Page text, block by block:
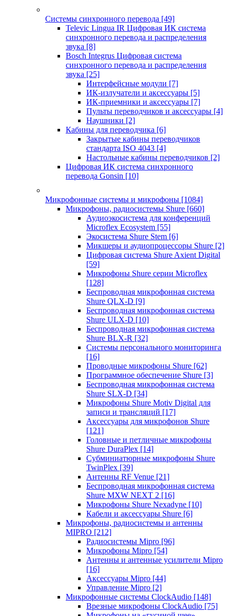
Системы синхронного перевода [49]
Televic Lingua IR Цифровая ИК система
синхронного перевода и распределения
звука [8]
Bosch Integrus Цифровая система
синхронного перевода и распределения
звука [25]
Интерфейсные модули [7]
ИК-излучатели и аксессуары [5]
ИК-приемники и аксессуары [7]
Пульты переводчиков и аксессуары [4]
Наушники [2]
Кабины для переводчика [6]
Закрытые кабины переводчиков
стандарта ISO 4043 [4]
Настольные кабины переводчиков [2]
Цифровая ИК система синхронного
перевода Gonsin [10]
Микрофонные системы и микрофоны [1084]
Микрофоны, радиосистемы Shure [660]
Аудиоэкосистема для конференций
Microflex Ecosystem [55]
Экосистема Shure Stem [6]
Микшеры и аудиопроцессоры Shure [2]
Цифровая система Shure Axient Digital
[59]
Микрофоны Shure серии Microflex
[128]
Беспроводная микрофонная система
Shure QLX-D [9]
Беспроводная микрофонная система
Shure ULX-D [10]
Беспроводная микрофонная система
Shure BLX-R [32]
Системы персонального мониторинга
[16]
Проводные микрофоны Shure [62]
Программное обеспечение Shure [3]
Беспроводная микрофонная система
Shure SLX-D [34]
Микрофоны Shure Motiv Digital для
записи и трансляций [17]
Аксессуары для микрофонов Shure
[121]
Головные и петличные микрофоны
Shure DuraPlex [14]
Субминиатюрные микрофоны Shure
TwinPlex [39]
Антенны RF Venue [21]
Беспроводная микрофонная система
Shure MXW NEXT 2 [16]
Микрофоны Shure Nexadyne [10]
Кабели и аксессуары Shure [6]
Микрофоны, радиосистемы и антенны
MIPRO [212]
Радиосистемы Mipro [96]
Микрофоны Mipro [54]
Антенны и антенные усилители Mipro
[16]
Аксессуары Mipro [44]
Управление Mipro [2]
Микрофонные системы ClockAudio [148]
Врезные микрофоны ClockAudio [75]